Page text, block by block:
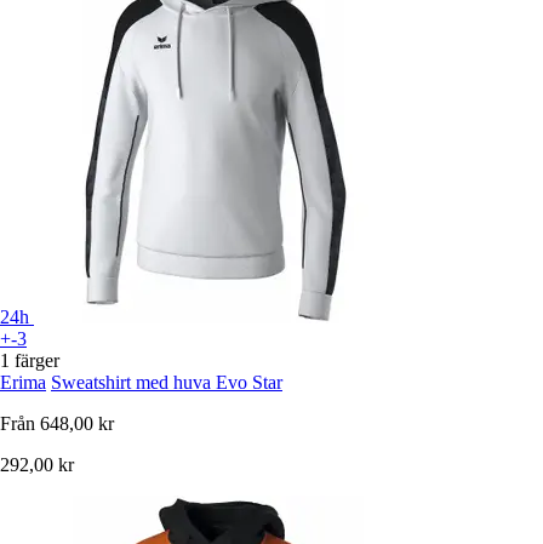
24h
+-3
1 färger
Erima Sweatshirt med huva Evo Star
Från 648,00 kr
292,00 kr